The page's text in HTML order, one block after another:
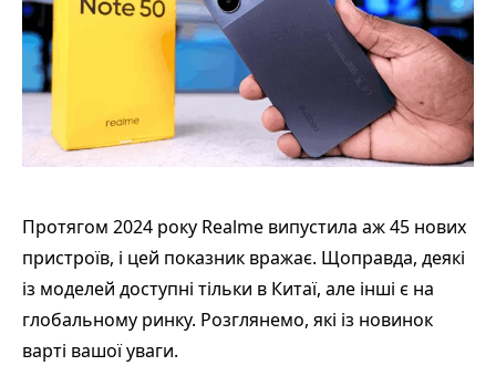
Протягом 2024 року Realme випустила аж 45 нових
пристроїв, і цей показник вражає. Щоправда, деякі
із моделей доступні тільки в Китаї, але інші є на
глобальному ринку. Розглянемо, які із новинок
варті вашої уваги.